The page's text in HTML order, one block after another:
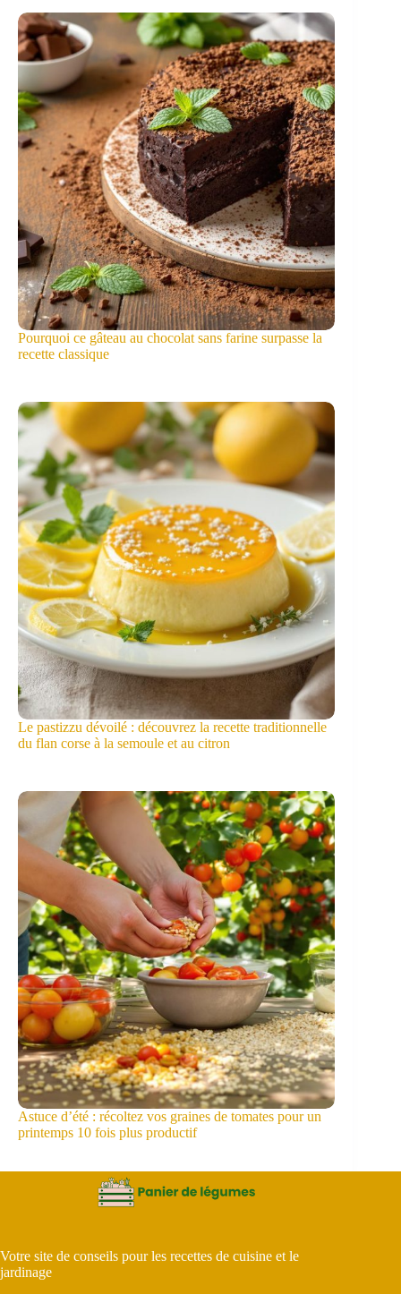
Pourquoi ce gâteau au chocolat sans farine surpasse la
recette classique
Le pastizzu dévoilé : découvrez la recette traditionnelle
du flan corse à la semoule et au citron
Astuce d’été : récoltez vos graines de tomates pour un
printemps 10 fois plus productif
Votre site de conseils pour les recettes de cuisine et le
jardinage